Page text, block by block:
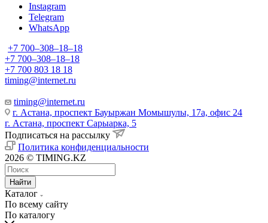
Instagram
Telegram
WhatsApp
+7 700‒308‒18‒18
+7 700‒308‒18‒18
+7 700 803 18 18
timing@internet.ru
timing@internet.ru
г. Астана, проспект Бауыржан Момышулы, 17а, офис 24
г. Астана, проспект Сарыарка, 5
Подписаться на рассылку
Политика конфиденциальности
2026 © TIMING.KZ
Найти
Каталог
По всему сайту
По каталогу